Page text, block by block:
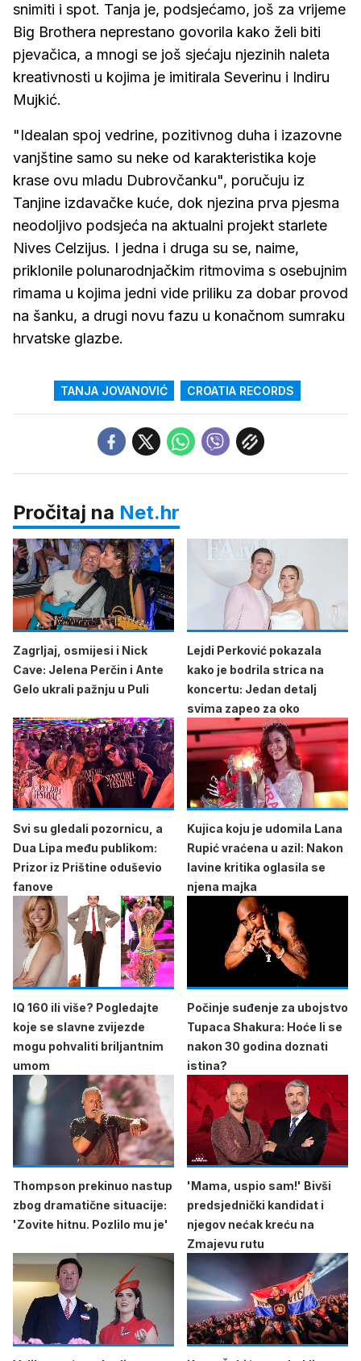
snimiti i spot. Tanja je, podsjećamo, još za vrijeme
Big Brothera neprestano govorila kako želi biti
pjevačica, a mnogi se još sjećaju njezinih naleta
kreativnosti u kojima je imitirala Severinu i Indiru
Mujkić.
"Idealan spoj vedrine, pozitivnog duha i izazovne
vanjštine samo su neke od karakteristika koje
krase ovu mladu Dubrovčanku", poručuju iz
Tanjine izdavačke kuće, dok njezina prva pjesma
neodoljivo podsjeća na aktualni projekt starlete
Nives Celzijus. I jedna i druga su se, naime,
priklonile polunarodnjačkim ritmovima s osebujnim
rimama u kojima jedni vide priliku za dobar provod
na šanku, a drugi novu fazu u konačnom sumraku
hrvatske glazbe.
TANJA JOVANOVIĆ CROATIA RECORDS
Pročitaj na Net.hr
Zagrljaj, osmijesi i Nick
Cave: Jelena Perčin i Ante
Gelo ukrali pažnju u Puli
Lejdi Perković pokazala
kako je bodrila strica na
koncertu: Jedan detalj
svima zapeo za oko
Svi su gledali pozornicu, a
Dua Lipa među publikom:
Prizor iz Prištine oduševio
fanove
Kujica koju je udomila Lana
Rupić vraćena u azil: Nakon
lavine kritika oglasila se
njena majka
IQ 160 ili više? Pogledajte
koje se slavne zvijezde
mogu pohvaliti briljantnim
umom
Počinje suđenje za ubojstvo
Tupaca Shakura: Hoće li se
nakon 30 godina doznati
istina?
Thompson prekinuo nastup
zbog dramatične situacije:
'Zovite hitnu. Pozlilo mu je'
'Mama, uspio sam!' Bivši
predsjednički kandidat i
njegov nećak kreću na
Zmajevu rutu